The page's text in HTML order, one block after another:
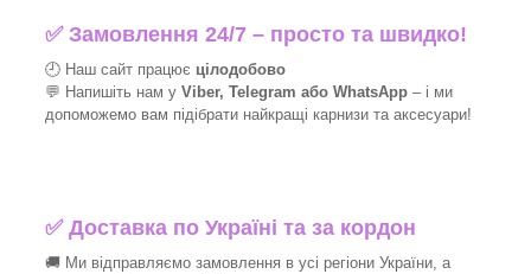
✅Замовлення 24/7 – просто та швидко!
🕘 Наш сайт працює цілодобово
💬 Напишіть нам у Viber, Telegram або WhatsApp – і ми
допоможемо вам підібрати найкращі карнизи та аксесуари!
✅Доставка по Україні та за кордон
🚚 Ми відправляємо замовлення в усі регіони України, а